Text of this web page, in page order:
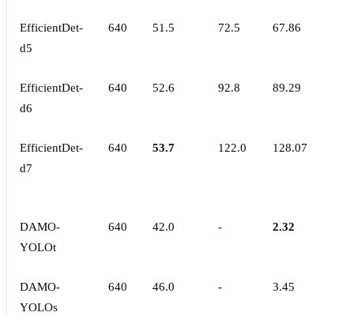
EfficientDet-
d5
640 51.5 72.5 67.86
EfficientDet-
d6
640 52.6 92.8 89.29
EfficientDet-
d7
640 53.7 122.0 128.07
DAMO-
YOLOt
640 42.0 - 2.32
DAMO-
YOLOs
640 46.0 - 3.45